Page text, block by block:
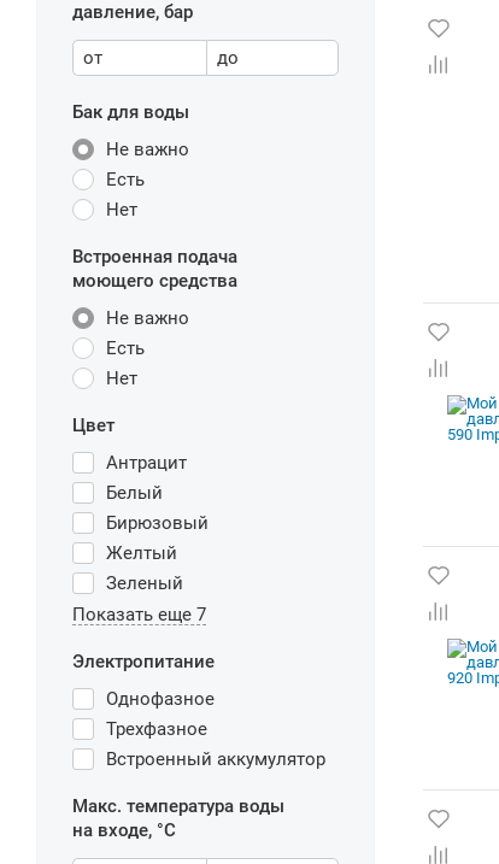
давление, бар
от до
Бак для воды
Не важно
Есть
Нет
Встроенная подача
моющего средства
Не важно
Есть
Нет
Цвет
Антрацит
Белый
Бирюзовый
Желтый
Зеленый
Показать еще 7
Электропитание
Однофазное
Трехфазное
Встроенный аккумулятор
Макс. температура воды
на входе, °C